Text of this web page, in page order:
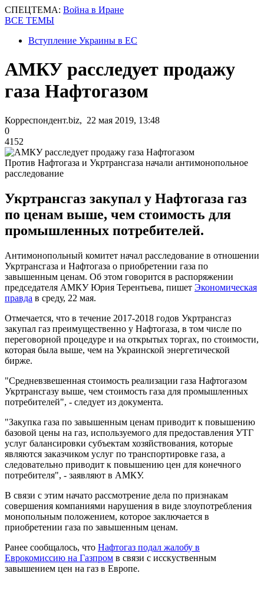
СПЕЦТЕМА: Война в Иране
ВСЕ ТЕМЫ
Вступление Украины в ЕС
АМКУ расследует продажу
газа Нафтогазом
Корреспондент.biz, 22 мая 2019, 13:48
0
4152
Против Нафтогаза и Укртрансгаза начали антимонопольное
расследование
Укртрансгаз закупал у Нафтогаза газ
по ценам выше, чем стоимость для
промышленных потребителей.
Антимонопольный комитет начал расследование в отношении
Укртрансгаза и Нафтогаза о приобретении газа по
завышенным ценам. Об этом говорится в распоряжении
председателя АМКУ Юрия Терентьева, пишет Экономическая
правда в среду, 22 мая.
Отмечается, что в течение 2017-2018 годов Укртрансгаз
закупал газ преимущественно у Нафтогаза, в том числе по
переговорной процедуре и на открытых торгах, по стоимости,
которая была выше, чем на Украинской энергетической
бирже.
"Средневзвешенная стоимость реализации газа Нафтогазом
Укртрансгазу выше, чем стоимость газа для промышленных
потребителей", - следует из документа.
"Закупка газа по завышенным ценам приводит к повышению
базовой цены на газ, используемого для предоставления УТГ
услуг балансировки субъектам хозяйствования, которые
являются заказчиком услуг по транспортировке газа, а
следовательно приводит к повышению цен для конечного
потребителя", - заявляют в АМКУ.
В связи с этим начато рассмотрение дела по признакам
совершения компаниями нарушения в виде злоупотребления
монопольным положением, которое заключается в
приобретении газа по завышенным ценам.
Ранее сообщалось, что Нафтогаз подал жалобу в
Еврокомиссию на Газпром в связи с исскуственным
завышением цен на газ в Европе.